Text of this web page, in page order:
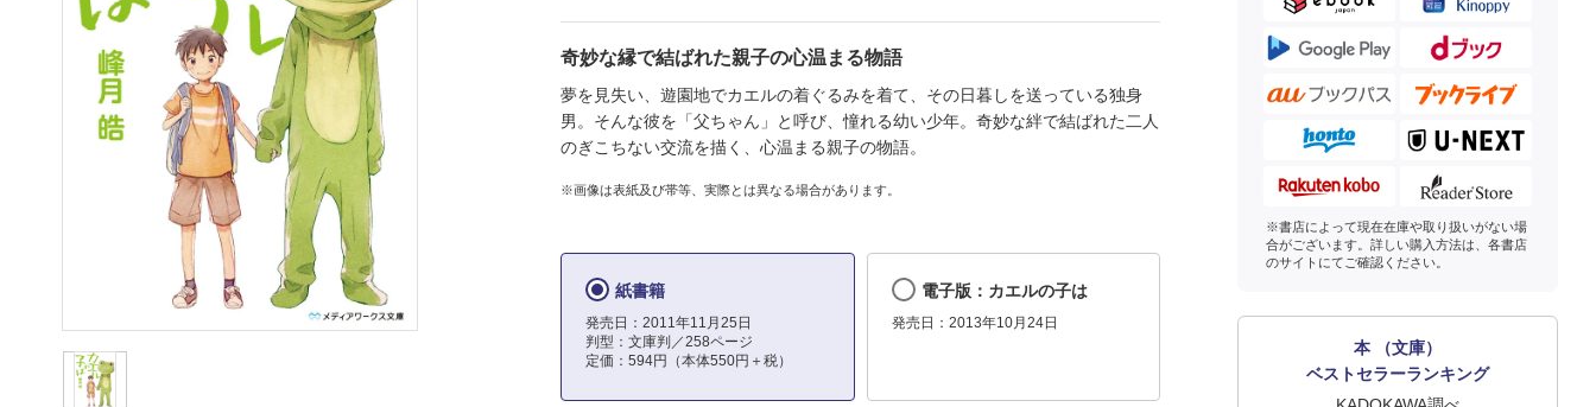
奇妙な縁で結ばれた親子の心温まる物語
夢を見失い、遊園地でカエルの着ぐるみを着て、その日暮しを送っている独身
男。そんな彼を「父ちゃん」と呼び、憧れる幼い少年。奇妙な絆で結ばれた二人
のぎこちない交流を描く、心温まる親子の物語。
※画像は表紙及び帯等、実際とは異なる場合があります。
紙書籍
発売日：2011年11月25日
判型：文庫判／258ページ
定価：594円（本体550円＋税）
電子版：カエルの子は
発売日：2013年10月24日
※書店によって現在在庫や取り扱いがない場
合がございます。詳しい購入方法は、各書店
のサイトにてご確認ください。
本 （文庫）
ベストセラーランキング